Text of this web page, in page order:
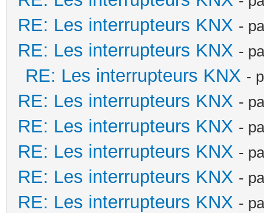
RE: Les interrupteurs KNX -
RE: Les interrupteurs KNX -
RE: Les interrupteurs KNX -
RE: Les interrupteurs KNX -
RE: Les interrupteurs KNX -
RE: Les interrupteurs KNX -
RE: Les interrupteurs KNX -
RE: Les interrupteurs KNX -